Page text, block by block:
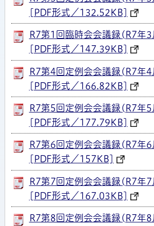
[PDF形式／132.52KB]
R7第1回臨時会会議録(R7年
[PDF形式／147.39KB]
R7第4回定例会会議録(R7年
[PDF形式／166.82KB]
R7第5回定例会会議録(R7年
[PDF形式／177.79KB]
R7第6回定例会会議録(R7年
[PDF形式／157KB]
R7第7回定例会会議録(R7年
[PDF形式／167.03KB]
R7第8回定例会会議録(R7年